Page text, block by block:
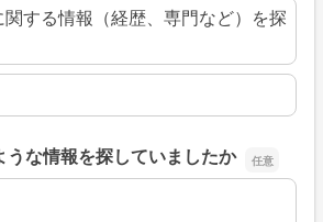
する情報（経歴、専門など）を探
な情報を探していましたか
な情報を探していましたか